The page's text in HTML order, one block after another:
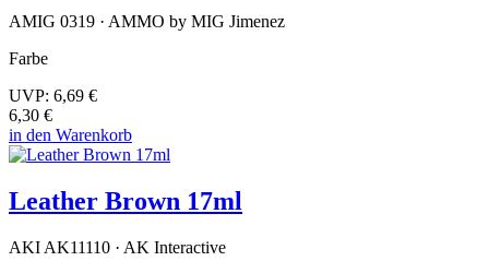
AMIG 0319 · AMMO by MIG Jimenez
Farbe
UVP: 6,69 €
6,30 €
in den Warenkorb
Leather Brown 17ml
AKI AK11110 · AK Interactive